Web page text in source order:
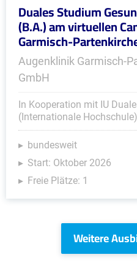
Duales Studium
(B.A.) am virtuellen
Garmisch-
Augenklinik Garmisch-
GmbH
In Kooperation mit IU
(Internationale Hochschule)
bundesweit
Start: Oktober 2026
Freie Plätze: 1
Weitere